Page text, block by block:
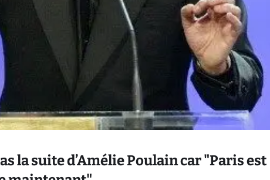
la suite d’Amélie Poulain car "Paris est